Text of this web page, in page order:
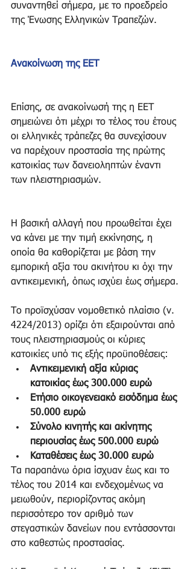
συναντηθεί σήμερα, με το προεδρείο
της Ένωσης Ελληνικών Τραπεζών.
Ανακοίνωση της ΕΕΤ
Επίσης, σε ανακοίνωσή της η ΕΕΤ
σημειώνει ότι μέχρι το τέλος του έτους
οι ελληνικές τράπεζες θα συνεχίσουν
να παρέχουν προστασία της πρώτης
κατοικίας των δανειοληπτών έναντι
των πλειστηριασμών.
Η βασική αλλαγή που προωθείται έχει
να κάνει με την τιμή εκκίνησης, η
οποία θα καθορίζεται με βάση την
εμπορική αξία του ακινήτου κι όχι την
αντικειμενική, όπως ισχύει έως σήμερα.
Το προϊσχύσαν νομοθετικό πλαίσιο (ν.
4224/2013) ορίζει ότι εξαιρούνται από
τους πλειστηριασμούς οι κύριες
κατοικίες υπό τις εξής προϋποθέσεις:
Αντικειμενική αξία κύριας
κατοικίας έως 300.000 ευρώ
Ετήσιο οικογενειακό εισόδημα έως
50.000 ευρώ
Σύνολο κινητής και ακίνητης
περιουσίας έως 500.000 ευρώ
Καταθέσεις έως 30.000 ευρώ
Τα παραπάνω όρια ίσχυαν έως και το
τέλος του 2014 και ενδεχομένως να
μειωθούν, περιορίζοντας ακόμη
περισσότερο τον αριθμό των
στεγαστικών δανείων που εντάσσονται
στο καθεστώς προστασίας.